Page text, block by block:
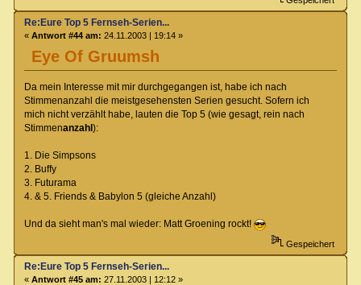
Eye Of Gruumsh
Re:Eure Top 5 Fernseh-Serien...
« Antwort #44 am: 24.11.2003 | 19:14 »
Da mein Interesse mit mir durchgegangen ist, habe ich nach
Stimmenanzahl die meistgesehensten Serien gesucht. Sofern ich
mich nicht verzählt habe, lauten die Top 5 (wie gesagt, rein nach
Stimmenanzahl ):
1. Die Simpsons
2. Buffy
3. Futurama
4. & 5. Friends & Babylon 5 (gleiche Anzahl)
Und da sieht man's mal wieder: Matt Groening rockt!
Gespeichert
Re:Eure Top 5 Fernseh-Serien...
« Antwort #45 am: 27.11.2003 | 12:12 »